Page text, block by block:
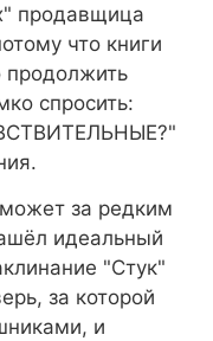
продавщица
что книги
спросить:
за редким
идеальный
"Стук"
за которой
и